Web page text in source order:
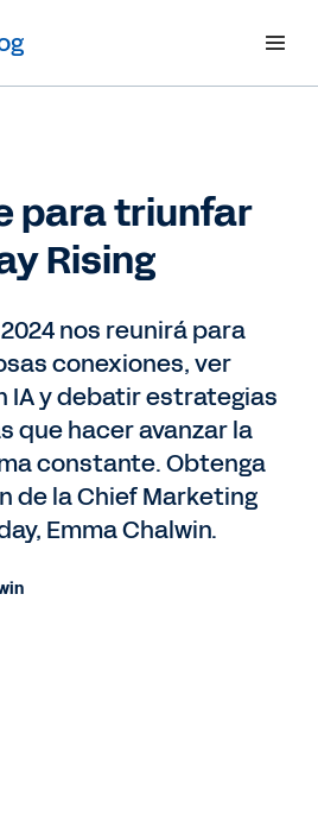
para triunfar
Rising
nos reunirá para
conexiones, ver
IA y debatir estrategias
que hacer avanzar la
constante. Obtenga
de la Chief Marketing
Emma Chalwin.